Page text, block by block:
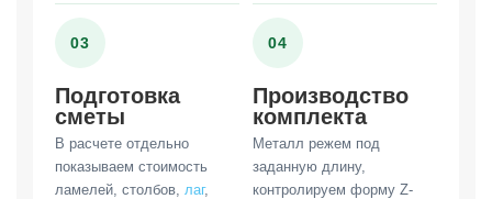
03
Подготовка
сметы
В расчете отдельно
показываем стоимость
ламелей, столбов, лаг,
04
Производство
комплекта
Металл режем под
заданную длину,
контролируем форму Z-